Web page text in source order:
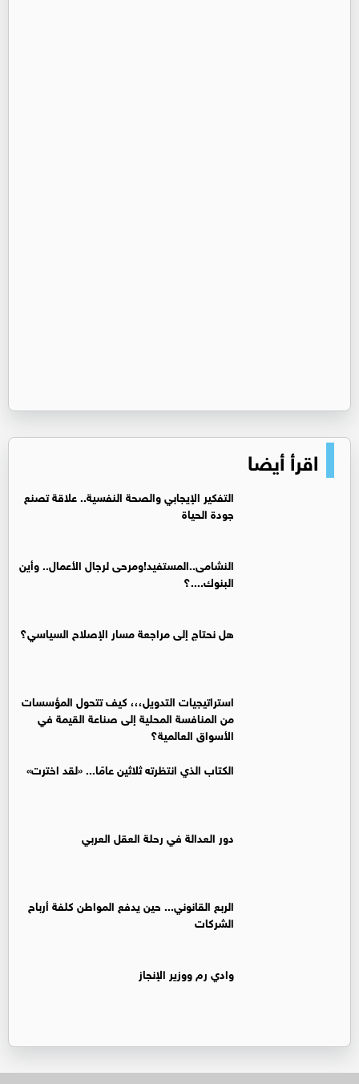
اقرأ أيضا
التفكير الإيجابي والصحة النفسية.. علاقة تصنع
جودة الحياة
النشامى..المستفيد!ومرحى لرجال الأعمال.. وأين
البنوك....؟
هل نحتاج إلى مراجعة مسار الإصلاح السياسي؟
استراتيجيات التدويل،،، كيف تتحول المؤسسات
من المنافسة المحلية إلى صناعة القيمة في
الأسواق العالمية؟
الكتاب الذي انتظرته ثلاثين عامًا... «لقد اخترت»
دور العدالة في رحلة العقل العربي
الربع القانوني... حين يدفع المواطن كلفة أرباح
الشركات
وادي رم ووزير الإنجاز